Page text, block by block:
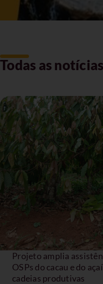
Todas as notícias
Projeto amplia
OSPs do cacau e do
cadeias produtivas